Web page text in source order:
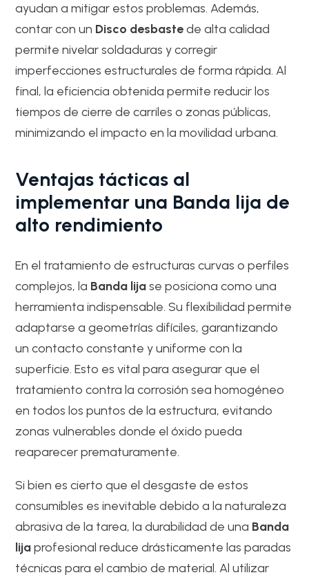
ayudan a mitigar estos problemas. Además,
contar con un Disco desbastede alta calidad
permite nivelar soldaduras y corregir
imperfecciones estructurales de forma rápida. Al
final, la eficiencia obtenida permite reducir los
tiempos de cierre de carriles o zonas públicas,
minimizando el impacto en la movilidad urbana.
Ventajas tácticas al
implementar una Banda lija de
alto rendimiento
En el tratamiento de estructuras curvas o perfiles
complejos, la Banda lijase posiciona como una
herramienta indispensable. Su flexibilidad permite
adaptarse a geometrías difíciles, garantizando
un contacto constante y uniforme con la
superficie. Esto es vital para asegurar que el
tratamiento contra la corrosión sea homogéneo
en todos los puntos de la estructura, evitando
zonas vulnerables donde el óxido pueda
reaparecer prematuramente.
Si bien es cierto que el desgaste de estos
consumibles es inevitable debido a la naturaleza
abrasiva de la tarea, la durabilidad de una Banda
lijaprofesional reduce drásticamente las paradas
técnicas para el cambio de material. Al utilizar